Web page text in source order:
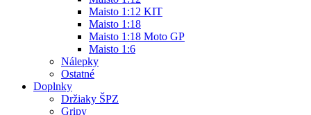
Maisto 1:12 KIT
Maisto 1:18
Maisto 1:18 Moto GP
Maisto 1:6
Nálepky
Ostatné
Doplnky
Držiaky ŠPZ
Gripy